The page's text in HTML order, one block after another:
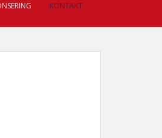
KONTAKT